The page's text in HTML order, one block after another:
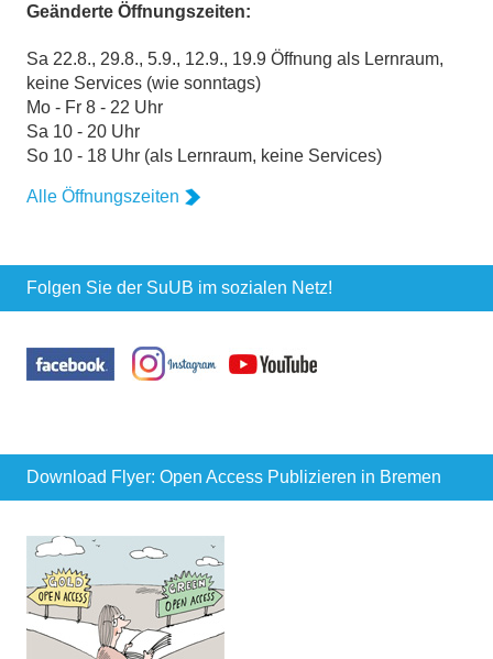
Geänderte Öffnungszeiten:
Sa 22.8., 29.8., 5.9., 12.9., 19.9 Öffnung als Lernraum,
keine Services (wie sonntags)
Mo - Fr 8 - 22 Uhr
Sa 10 - 20 Uhr
So 10 - 18 Uhr (als Lernraum, keine Services)
Alle Öffnungszeiten
Folgen Sie der SuUB im sozialen Netz!
Download Flyer: Open Access Publizieren in Bremen